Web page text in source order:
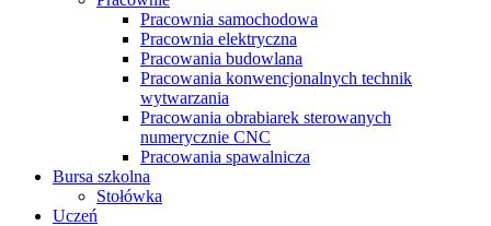
Pracownia samochodowa
Pracownia elektryczna
Pracowania budowlana
Pracowania konwencjonalnych technik
wytwarzania
Pracowania obrabiarek sterowanych
numerycznie CNC
Pracowania spawalnicza
Bursa szkolna
Stołówka
Uczeń